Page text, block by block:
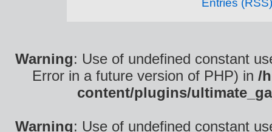
Entries (RSS)
Warning: Use of undefined constant
Error in a future version of PHP) in /
content/plugins/
Warning: Use of undefined constant